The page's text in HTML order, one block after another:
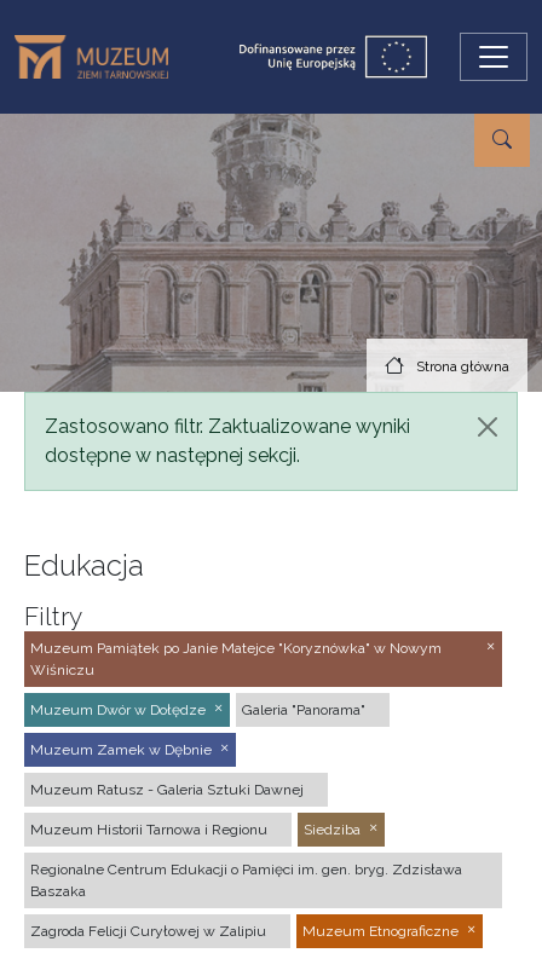
Strona główna
Komunikat
Zastosowano filtr. Zaktualizowane wyniki
dostępne w następnej sekcji.
Edukacja
Filtry
Muzeum Pamiątek po Janie Matejce "Koryznówka" w Nowym
Wiśniczu
Muzeum Dwór w Dołędze Galeria "Panorama"
Muzeum Zamek w Dębnie
Muzeum Ratusz - Galeria Sztuki Dawnej
Muzeum Historii Tarnowa i Regionu Siedziba
Regionalne Centrum Edukacji o Pamięci im. gen. bryg. Zdzisława
Baszaka
Zagroda Felicji Curyłowej w Zalipiu Muzeum Etnograficzne